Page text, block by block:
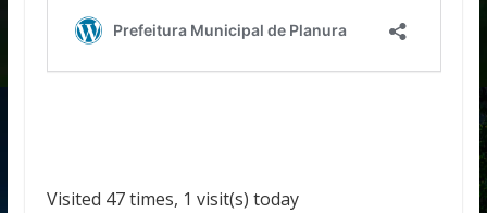
Visited 47 times, 1 visit(s) today